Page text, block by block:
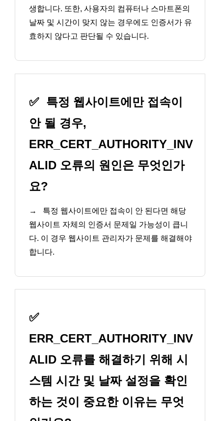
생합니다. 또한, 사용자의 컴퓨터나 스마트폰의
날짜 및 시간이 맞지 않는 경우에도 인증서가 유
효하지 않다고 판단될 수 있습니다.
✅ 특정 웹사이트에만 접속이
안 될 경우,
ERR_CERT_AUTHORITY_INV
ALID 오류의 원인은 무엇인가
요?
→
특정 웹사이트에만 접속이 안 된다면 해당
웹사이트 자체의 인증서 문제일 가능성이 큽니
다. 이 경우 웹사이트 관리자가 문제를 해결해야
합니다.
✅
ERR_CERT_AUTHORITY_INV
ALID 오류를 해결하기 위해 시
스템 시간 및 날짜 설정을 확인
하는 것이 중요한 이유는 무엇